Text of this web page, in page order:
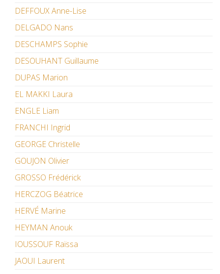
DEFFOUX Anne-Lise
DELGADO Nans
DESCHAMPS Sophie
DESOUHANT Guillaume
DUPAS Marion
EL MAKKI Laura
ENGLE Liam
FRANCHI Ingrid
GEORGE Christelle
GOUJON Olivier
GROSSO Frédérick
HERCZOG Béatrice
HERVÉ Marine
HEYMAN Anouk
IOUSSOUF Raïssa
JAOUI Laurent